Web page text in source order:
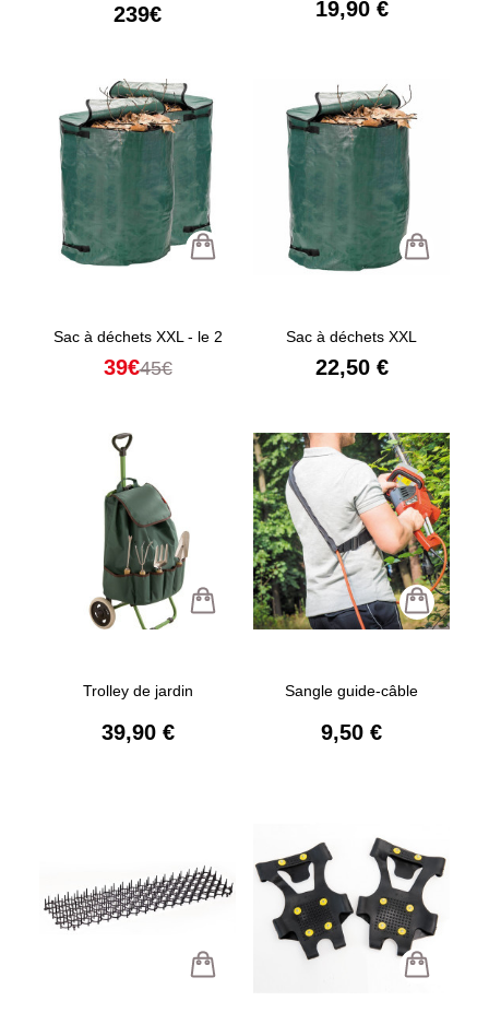
239€ 19,90 €
Sac à déchets XXL - le 2
39€45€
Sac à déchets XXL
22,50 €
Trolley de jardin
39,90 €
Sangle guide-câble
9,50 €